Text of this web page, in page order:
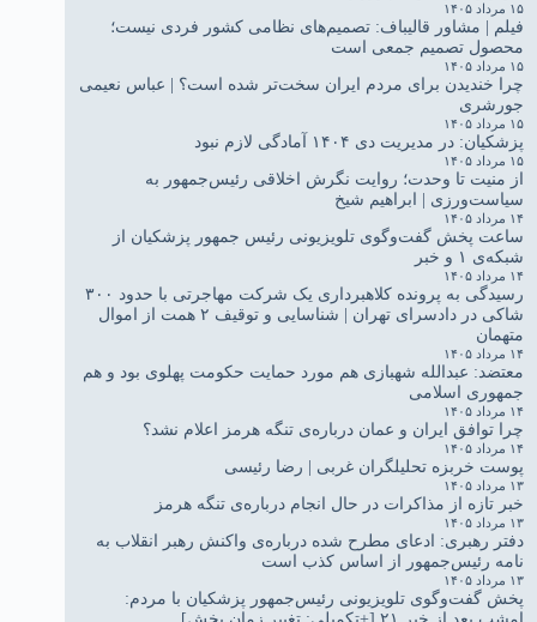
۱۵ مرداد ۱۴۰۵
فیلم | مشاور قالیباف: تصمیم‌های نظامی کشور فردی نیست؛
محصول تصمیم جمعی است
۱۵ مرداد ۱۴۰۵
چرا خندیدن برای مردم ایران سخت‌تر شده است؟ | عباس نعیمی
جورشری
۱۵ مرداد ۱۴۰۵
پزشکیان: در مدیریت دی ۱۴۰۴ آمادگی لازم نبود
۱۵ مرداد ۱۴۰۵
از منیت تا وحدت؛ روایت نگرش اخلاقی رئیس‌جمهور به
سیاست‌ورزی | ابراهیم شیخ
۱۴ مرداد ۱۴۰۵
ساعت پخش گفت‌وگوی تلویزیونی رئیس جمهور پزشکیان از
شبکه‌ی ۱ و خبر
۱۴ مرداد ۱۴۰۵
رسیدگی به پرونده کلاهبرداری یک شرکت مهاجرتی با حدود ۳۰۰
شاکی در دادسرای تهران | شناسایی و توقیف ۲ همت از اموال
متهمان
۱۴ مرداد ۱۴۰۵
معتضد: عبدالله شهبازی هم مورد حمایت حکومت پهلوی بود و هم
جمهوری اسلامی
۱۴ مرداد ۱۴۰۵
چرا توافق ایران و عمان درباره‌ی تنگه هرمز اعلام نشد؟
۱۴ مرداد ۱۴۰۵
پوست خربزه تحلیلگران غربی | رضا رئیسی
۱۳ مرداد ۱۴۰۵
خبر تازه از مذاکرات در حال انجام درباره‌ی تنگه هرمز
۱۳ مرداد ۱۴۰۵
دفتر رهبری: ادعای مطرح شده درباره‌ی واکنش رهبر انقلاب به
نامه رئیس‌جمهور از اساس کذب است
۱۳ مرداد ۱۴۰۵
پخش گفت‌وگوی تلویزیونی رئیس‌جمهور پزشکیان با مردم: